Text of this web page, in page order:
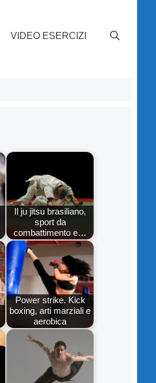
VIDEO ESERCIZI
Il ju jitsu brasiliano,
sport da
combattimento e…
Power strike. Kick
boxing, arti marziali e
aerobica